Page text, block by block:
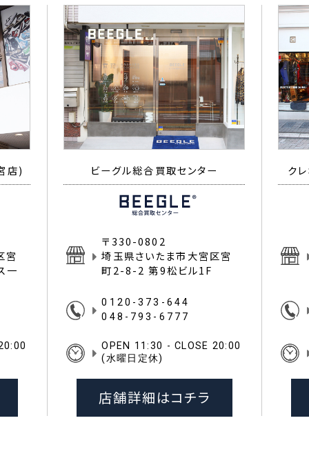
店)
宮
一
ビーグル総合買取センター
〒330-0802
埼玉県さいたま市大宮区宮
町2-8-2 第9松ビル1F
0120-373-644
048-793-6777
OPEN 11:30 - CLOSE 20:00
(水曜日定休)
店舗詳細はコチラ
ク